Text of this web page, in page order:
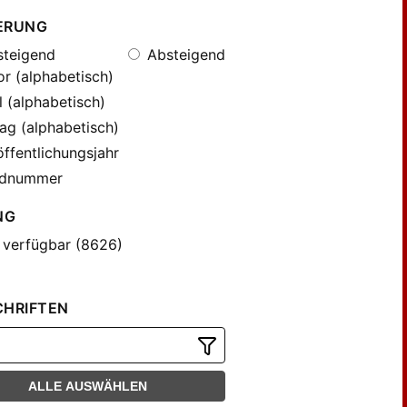
Absteigend
(alphabetisch)
(alphabetisch)
(8626)
ALLE AUSWÄHLEN